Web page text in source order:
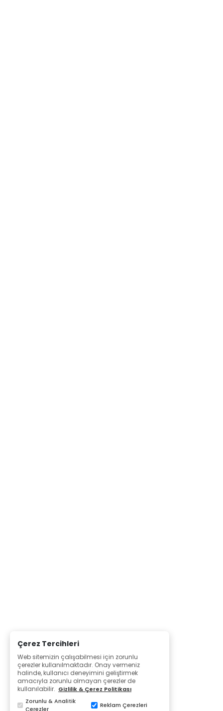
Çerez Tercihleri
Web sitemizin çalışabilmesi için zorunlu
çerezler kullanılmaktadır. Onay vermeniz
halinde, kullanıcı deneyimini geliştirmek
amacıyla zorunlu olmayan çerezler de
kullanılabilir. Gizlilik & Çerez Politikası
Zorunlu & Analitik
Çerezler
Reklam Çerezleri